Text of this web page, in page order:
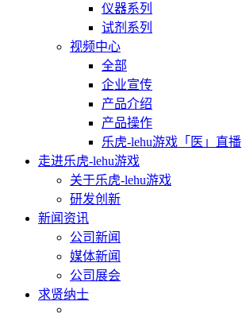
仪器系列
试剂系列
视频中心
全部
企业宣传
产品介绍
产品操作
乐虎-lehu游戏「医」直播
走进乐虎-lehu游戏
关于乐虎-lehu游戏
研发创新
新闻资讯
公司新闻
媒体新闻
公司展会
求贤纳士